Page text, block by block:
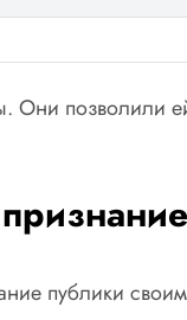
позволили
публики